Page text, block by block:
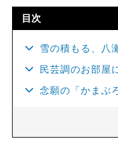
目次
雪の積もる、八
民芸調のお部屋
念願の「かまぶ